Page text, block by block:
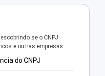
se o CNPJ
e outras empresas.
do CNPJ